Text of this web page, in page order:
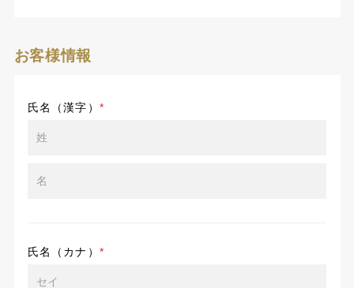
お客様情報
氏名（漢字） *
氏名（カナ） *